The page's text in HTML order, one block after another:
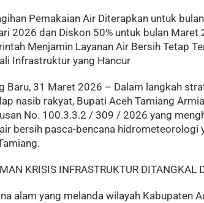
Pemakaian Air Diterapkan untuk
2026 dan Diskon 50% untuk bulan
Menjamin Layanan Air Bersih Tetap
Infrastruktur yang Hancur
Baru, 31 Maret 2026 – Dalam langkah
nasib rakyat, Bupati Aceh Tamiang
No. 100.3.3.2 / 309 / 2026 yang
bersih pasca-bencana hidrometeorologi
KRISIS INFRASTRUKTUR DITANGKAL
alam yang melanda wilayah Kabupaten